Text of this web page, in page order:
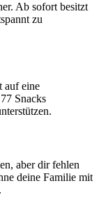
Ab sofort besitzt
zu
auf eine
Snacks
aber dir fehlen
deine Familie mit